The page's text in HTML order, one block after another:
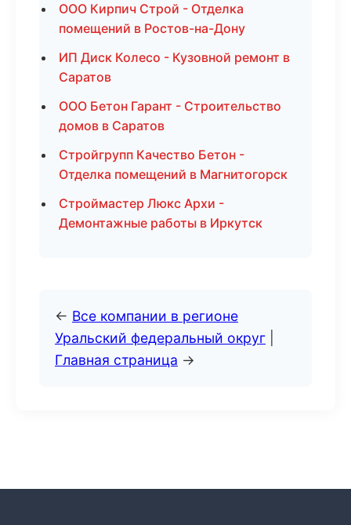
ООО Кирпич Строй - Отделка
помещений в Ростов-на-Дону
ИП Диск Колесо - Кузовной ремонт в
Саратов
ООО Бетон Гарант - Строительство
домов в Саратов
Стройгрупп Качество Бетон -
Отделка помещений в Магнитогорск
Строймастер Люкс Архи -
Демонтажные работы в Иркутск
← Все компании в регионе
Уральский федеральный округ
Главная страница →